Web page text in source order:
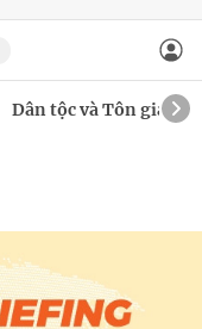
Dân tộc và Tôn giáo